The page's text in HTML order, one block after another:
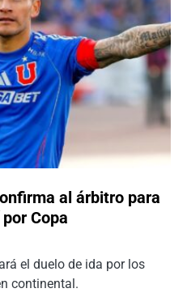
al árbitro para
Copa
el duelo de ida por los
continental.